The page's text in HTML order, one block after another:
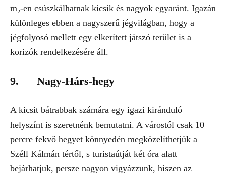
m₂-en csúszkálhatnak kicsik és nagyok egyaránt. Igazán
különleges ebben a nagyszerű jégvilágban, hogy a
jégfolyosó mellett egy elkerített játszó terület is a
korizók rendelkezésére áll.
9. Nagy-Hárs-hegy
A kicsit bátrabbak számára egy igazi kiránduló
helyszínt is szeretnénk bemutatni. A várostól csak 10
percre fekvő hegyet könnyedén megközelíthetjük a
Széll Kálmán tértől, s turistaútját két óra alatt
bejárhatjuk, persze nagyon vigyázzunk, hiszen az